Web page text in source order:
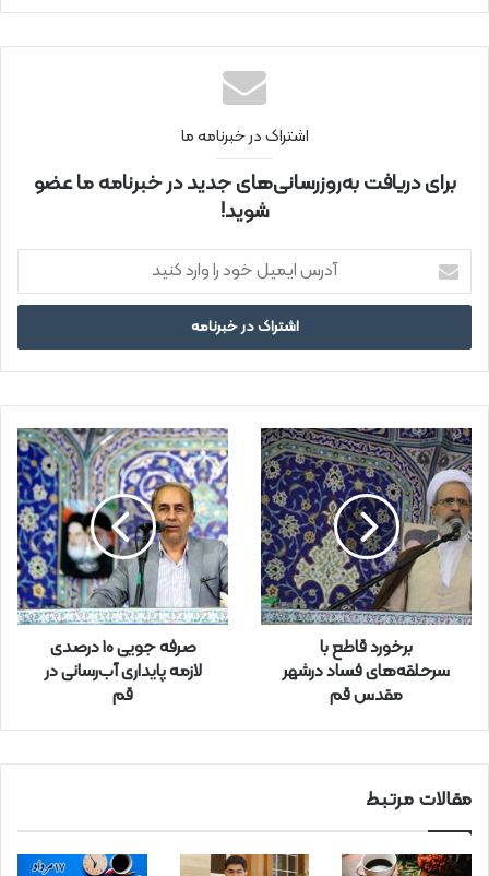
نتی
اشتراک در خبرنامه ما
برای دریافت به‌روزرسانی‌های جدید در خبرنامه ما عضو
شوید!
ر
ا
ی
ل
خ
و
د
ر
ا
و
ا
ر
برخورد قاطع با
سرحلقه‌های فساد درشهر
مقدس قم
صرفه جویی ۱۰ درصدی
لازمه پایداری آب‌رسانی در
قم
مقالات مرتبط